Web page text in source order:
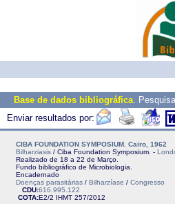
Base de dados bibliográfica.
Enviar resultados por:
CIBA FOUNDATION SYMPOSIUM. Cairo, 1962
Bilharziasis / Ciba Foundation Symposium. -
Realizado de 18 a 22 de Março.
Fundo bibliográfico de Microbiologia.
Encadernado
Doenças parasitárias / Bilharzíase / Congresso
CDU:616.995.122
COTA:E2/2 IHMT 257/2012